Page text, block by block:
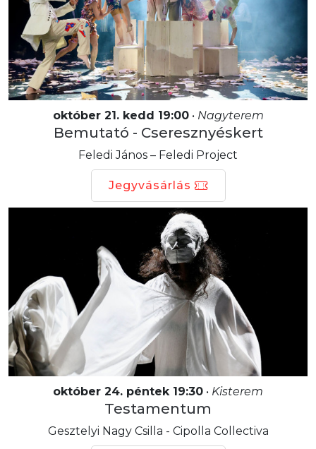
október 21. kedd 19:00• Nagyterem
Bemutató - Cseresznyéskert
Feledi János – Feledi Project
Jegyvásárlás
október 24. péntek 19:30 • Kisterem
Testamentum
Gesztelyi Nagy Csilla - Cipolla Collectiva